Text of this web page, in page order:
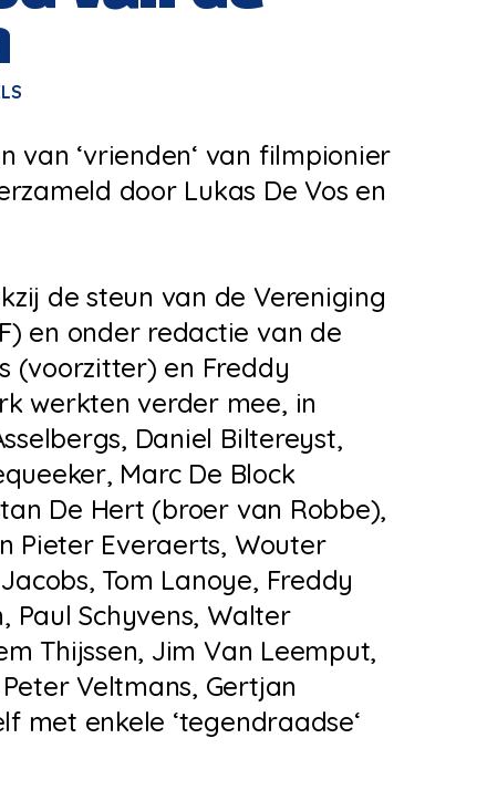
van ‘vrienden‘ van filmpionier
door Lukas De Vos en
de steun van de Vereniging
en onder redactie van de
(voorzitter) en Freddy
werkten verder mee, in
Daniel Biltereyst,
Marc De Block
De Hert (broer van Robbe),
Pieter Everaerts, Wouter
Tom Lanoye, Freddy
Paul Schyvens, Walter
Thijssen, Jim Van Leemput,
Veltmans, Gertjan
met enkele ‘tegendraadse‘